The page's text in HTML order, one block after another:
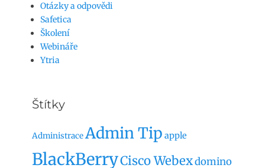
Otázky a odpovědi
Safetica
Školení
Webináře
Ytria
Štítky
AdministraceAdmin Tip apple
BlackBerryCisco Webexdomino